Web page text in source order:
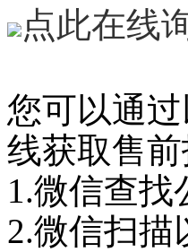
点此在线
您可以通
线获取售
1.微信查找
2.微信扫描